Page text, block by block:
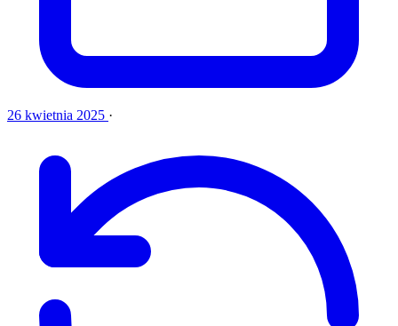
26 kwietnia 2025 ·